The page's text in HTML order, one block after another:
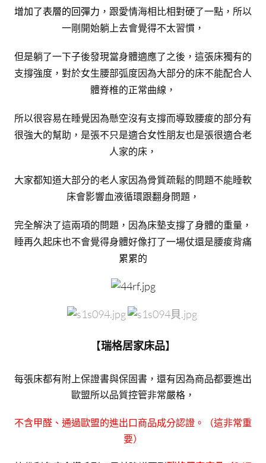
增加了表層的回彈力 ，跟愛情海相比相對硬了一點，所以
一剛開始躺上去會覺得不太習慣，
但是躺了一下子後發現當身體適應了之後，這張床獨有的
支撐強度，對於女生腰部弧度因為大部分的床不能配合人
體脊椎的正常曲線，
所以很容易在睡覺因為懸空沒有支撐而導致腰痠的部分有
很強大的幫助，是張不只是適合女性朋友也是張很適合老
人家的床，
大家都知道大部分的老人家因為骨質疏鬆的問題不能睡軟
床會影響血液循環跟翻身問題，
完全解決了這兩項的問題，因為床墊支撐了身體的重量，
睡再久起床也不會覺得身體好像打了一場仗還是腰痠背痛
累累的
【瑞格居家床品】
每張床都有附上保證書與保固書，還有因為商品都要進出
歐盟所以品質控管非常嚴格，
不含甲醛、通過歐盟的進出口商品成分認證。（這非常重
要）